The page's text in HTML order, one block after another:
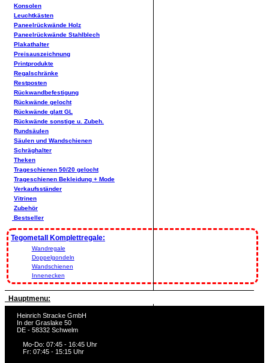
Konsolen
Leuchtkästen
Paneelrückwände Holz
Paneelrückwände Stahlblech
Plakathalter
Preisauszeichnung
Printprodukte
Regalschränke
Restposten
Rückwandbefestigung
Rückwände gelocht
Rückwände glatt GL
Rückwände sonstige u. Zubeh.
Rundsäulen
Säulen und Wandschienen
Schräghalter
Theken
Trageschienen 50/20 gelocht
Trageschienen Bekleidung + Mode
Verkaufsständer
Vitrinen
Zubehör
Bestseller
Tegometall Komplettregale:
Wandregale
Doppelgondeln
Wandschienen
Innenecken
Hauptmenu:
Heinrich Stracke GmbH
In der Graslake 50
DE - 58332 Schwelm
Mo-Do: 07:45 - 16:45 Uhr
Fr: 07:45 - 15:15 Uhr